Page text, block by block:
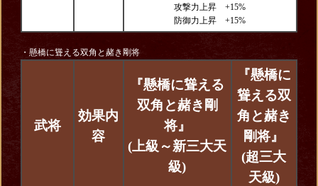
攻撃力上昇 +15%
防御力上昇 +15%
・懸橋に聳える双角と赭き剛将
武将
効果内
容
『懸橋に聳える
双角と赭き剛
将』
(上級～新三大天
級)
『懸橋に
聳える双
角と赭き
剛将』
(超三大
天級)